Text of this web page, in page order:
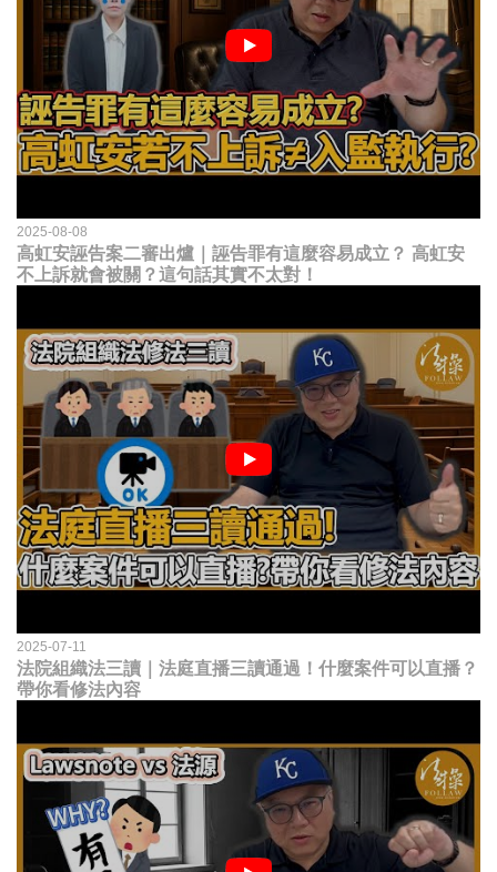
2025-08-08
高虹安誣告案二審出爐｜誣告罪有這麼容易成立？ 高虹安
不上訴就會被關？這句話其實不太對！
2025-07-11
法院組織法三讀｜法庭直播三讀通過！什麼案件可以直播？
帶你看修法內容